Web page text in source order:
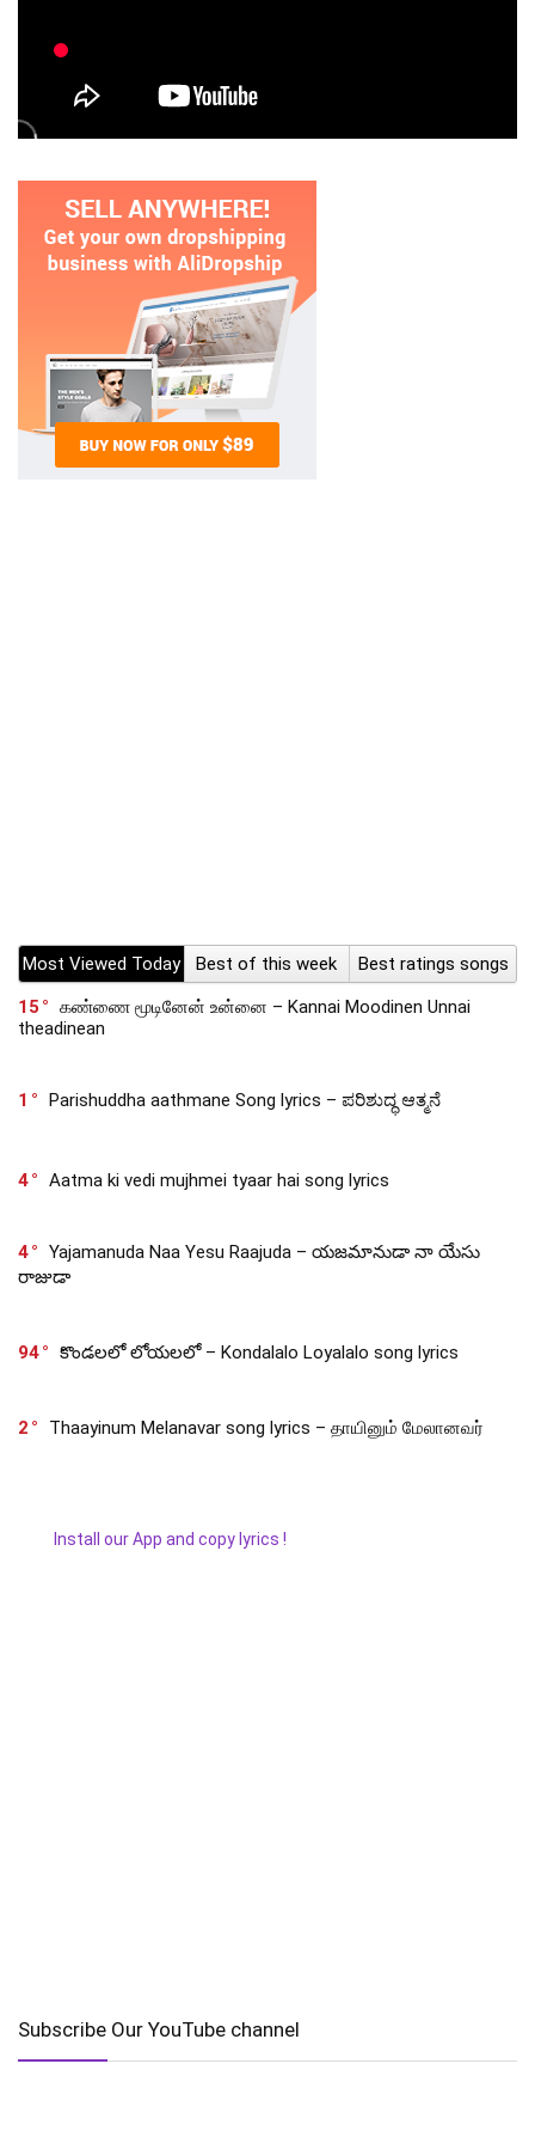
Most Viewed Today Best of this week
Best ratings songs
15
கண்ணை மூடினேன் உன்னை – Kannai Moodinen Unnai
theadinean
1 Parishuddha aathmane Song lyrics – ಪರಿಶುದ್ಧ ಆತ್ಮನೆ
4 Aatma ki vedi mujhmei tyaar hai song lyrics
4
Yajamanuda Naa Yesu Raajuda – యజమానుడా నా యేసు
రాజుడా
94 కొండలలో లోయలలో – Kondalalo Loyalalo song lyrics
2 Thaayinum Melanavar song lyrics – தாயினும் மேலானவர்
Install our App and copy lyrics !
Subscribe Our YouTube channel